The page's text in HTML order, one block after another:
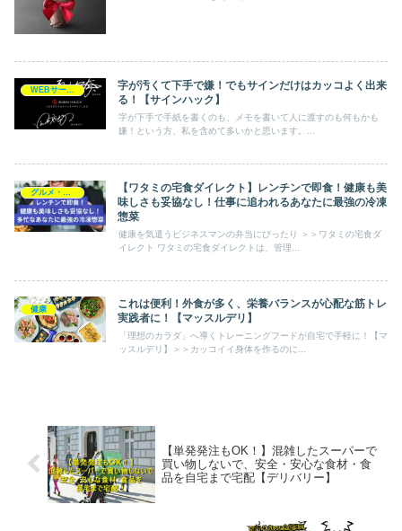
字が汚くて下手で嫌！でもサインだけはカッコよく出来
る！【サインハック】
字が下手で手紙を書くのも、メモを書いて人に渡すのも何もかも
嫌！という方、私を含めて多いかと思います。...
【ワタミの宅食ダイレクト】レンチンで即食！健康も美
味しさも妥協なし！仕事に追われるあなたに最強の冷凍
惣菜
健康を気遣うビジネスマンの弁当にぴったり ＞＞ワタミの宅食ダ
イレクト ワタミの宅食ダイレクトは、管理...
健康
これは便利！外食が多く、栄養バランスが心配な筋トレ
実践者に！【マッスルデリ】
「理想のカラダ」へ導くトレーニングフードが自宅で手軽に！【マ
ッスルデリ】＞＞カッコイイ身体を作るのに...
【単発発注もOK！】混雑したスーパーで
買い物しないで、安全・安心な食材・食
品を自宅まで宅配【デリバリー】